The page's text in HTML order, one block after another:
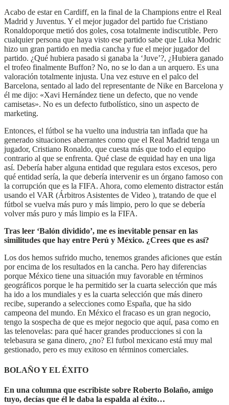
Acabo de estar en Cardiff, en la final de la Champions entre el Real
Madrid y Juventus. Y el mejor jugador del partido fue Cristiano
Ronaldoporque metió dos goles, cosa totalmente indiscutible. Pero
cualquier persona que haya visto ese partido sabe que Luka Modric
hizo un gran partido en media cancha y fue el mejor jugador del
partido. ¿Qué hubiera pasado si ganaba la ‘Juve’?, ¿Hubiera ganado
el trofeo finalmente Buffon? No, no se lo dan a un arquero. Es una
valoración totalmente injusta. Una vez estuve en el palco del
Barcelona, sentado al lado del representante de Nike en Barcelona y
él me dijo: «Xavi Hernández tiene un defecto, que no vende
camisetas». No es un defecto futbolístico, sino un aspecto de
marketing.
Entonces, el fútbol se ha vuelto una industria tan inflada que ha
generado situaciones aberrantes como que el Real Madrid tenga un
jugador, Cristiano Ronaldo, que cuesta más que todo el equipo
contrario al que se enfrenta. Qué clase de equidad hay en una liga
así. Debería haber alguna entidad que regulara estos excesos, pero
qué entidad sería, la que debería intervenir es un órgano famoso con
la corrupción que es la FIFA. Ahora, como elemento distractor están
usando el VAR (Árbitros Asistentes de Video ), tratando de que el
fútbol se vuelva más puro y más limpio, pero lo que se debería
volver más puro y más limpio es la FIFA.
Tras leer ‘Balón dividido’, me es inevitable pensar en las
similitudes que hay entre Perú y México. ¿Crees que es así?
Los dos hemos sufrido mucho, tenemos grandes aficiones que están
por encima de los resultados en la cancha. Pero hay diferencias
porque México tiene una situación muy favorable en términos
geográficos porque le ha permitido ser la cuarta selección que más
ha ido a los mundiales y es la cuarta selección que más dinero
recibe, superando a selecciones como España, que ha sido
campeona del mundo. En México el fracaso es un gran negocio,
tengo la sospecha de que es mejor negocio que aquí, pasa como en
las telenovelas: para qué hacer grandes producciones si con la
telebasura se gana dinero, ¿no? El futbol mexicano está muy mal
gestionado, pero es muy exitoso en términos comerciales.
BOLAÑO Y EL ÉXITO​
En una columna que escribiste sobre Roberto Bolaño, amigo
tuyo, decías que él le daba la espalda al éxito…